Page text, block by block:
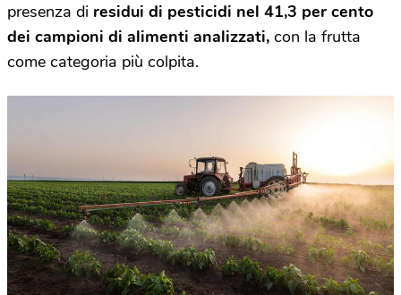
presenza di residui di pesticidi nel 41,3 per cento
dei campioni di alimenti analizzati, con la frutta
come categoria più colpita.